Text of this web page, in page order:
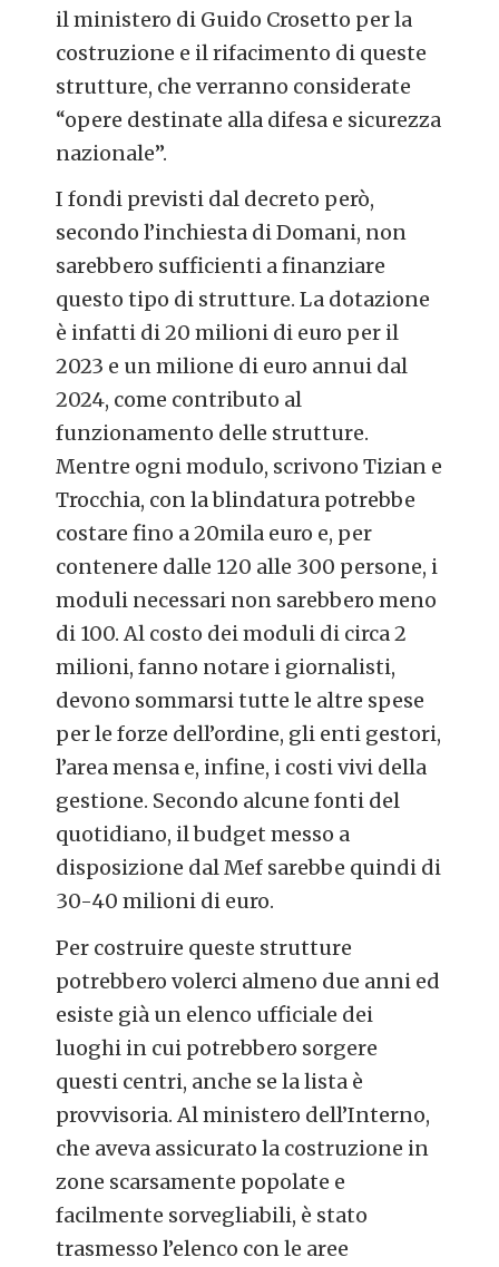
il ministero di Guido Crosetto per la
costruzione e il rifacimento di queste
strutture, che verranno considerate
“opere destinate alla difesa e sicurezza
nazionale”.
I fondi previsti dal decreto però,
secondo l’inchiesta di Domani, non
sarebbero sufficienti a finanziare
questo tipo di strutture. La dotazione
è infatti di 20 milioni di euro per il
2023 e un milione di euro annui dal
2024, come contributo al
funzionamento delle strutture.
Mentre ogni modulo, scrivono Tizian e
Trocchia, con la blindatura potrebbe
costare fino a 20mila euro e, per
contenere dalle 120 alle 300 persone, i
moduli necessari non sarebbero meno
di 100. Al costo dei moduli di circa 2
milioni, fanno notare i giornalisti,
devono sommarsi tutte le altre spese
per le forze dell’ordine, gli enti gestori,
l’area mensa e, infine, i costi vivi della
gestione. Secondo alcune fonti del
quotidiano, il budget messo a
disposizione dal Mef sarebbe quindi di
30-40 milioni di euro.
Per costruire queste strutture
potrebbero volerci almeno due anni ed
esiste già un elenco ufficiale dei
luoghi in cui potrebbero sorgere
questi centri, anche se la lista è
provvisoria. Al ministero dell’Interno,
che aveva assicurato la costruzione in
zone scarsamente popolate e
facilmente sorvegliabili, è stato
trasmesso l’elenco con le aree